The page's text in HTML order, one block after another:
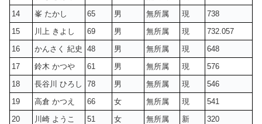
14
峯 たかし 65 男 無所属 現
738
15
川上 きよし 69 男 無所属 現
732.057
16
かんさく 紀史 48 男 無所属 現
648
17
鈴木 かつや 61 男 無所属 現
576
18
長谷川 ひろし 78 男 無所属 現
546
19
高倉 かつえ 66 女 無所属 現
541
20
川崎 ようこ 51 女 無所属 新
320